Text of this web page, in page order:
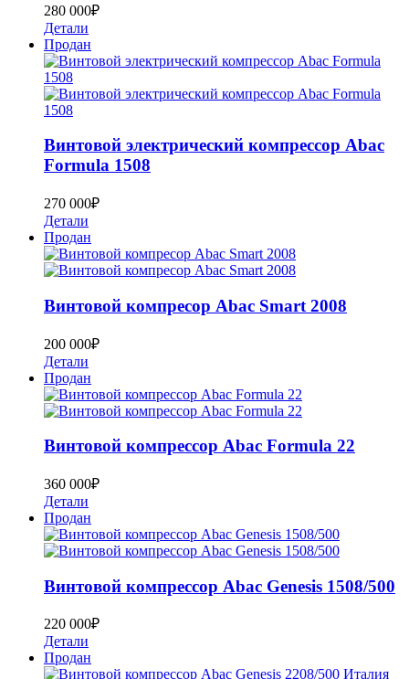
280 000₽
Детали
Продан
Bинтoвoй электрический компрессор Abac
Formula 1508
270 000₽
Детали
Продан
Винтовой компресор Abac Smart 2008
200 000₽
Детали
Продан
Винтовой компрессор Abac Formula 22
360 000₽
Детали
Продан
Винтовой компрессор Abac Genesis 1508/500
220 000₽
Детали
Продан